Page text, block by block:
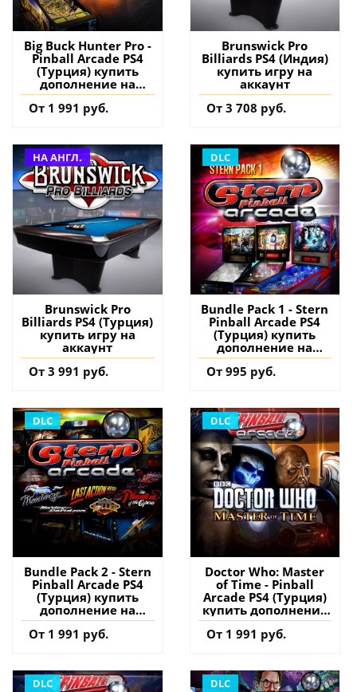
Big Buck Hunter Pro -
Pinball Arcade PS4
(Турция) купить
дополнение на
аккаунт
От 1 991 руб.
Brunswick Pro
Billiards PS4 (Индия)
купить игру на
аккаунт
От 3 708 руб.
НА АНГЛ.
Brunswick Pro
Billiards PS4 (Турция)
купить игру на
аккаунт
От 3 991 руб.
DLC
Bundle Pack 1 - Stern
Pinball Arcade PS4
(Турция) купить
дополнение на
аккаунт
От 995 руб.
DLC
Bundle Pack 2 - Stern
Pinball Arcade PS4
(Турция) купить
дополнение на
аккаунт
От 1 991 руб.
DLC
Doctor Who: Master
of Time - Pinball
Arcade PS4 (Турция)
купить дополнение
на аккаунт
От 1 991 руб.
DLC DLC